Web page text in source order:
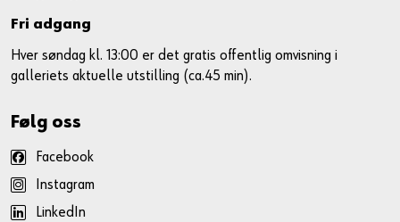
Fri adgang
Hver søndag kl. 13:00 er det gratis offentlig omvisning i
galleriets aktuelle utstilling (ca.45 min).
Følg oss
Facebook
Instagram
LinkedIn